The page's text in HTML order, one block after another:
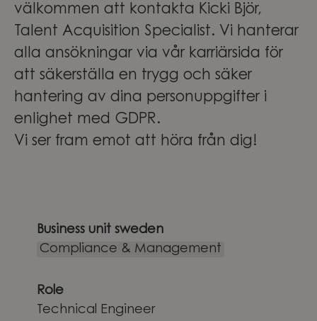
välkommen att kontakta Kicki Björ,
Talent Acquisition Specialist. Vi hanterar
alla ansökningar via vår karriärsida för
att säkerställa en trygg och säker
hantering av dina personuppgifter i
enlighet med GDPR.
Vi ser fram emot att höra från dig!
Business unit sweden
Compliance & Management
Role
Technical Engineer